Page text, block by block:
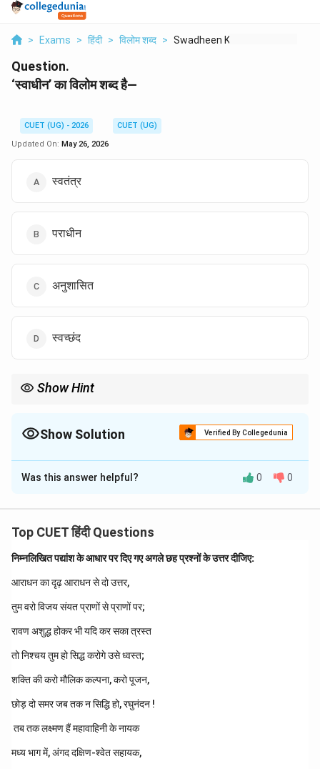
> Exams > हिंदी > विलोम शब्द > Swadheen Ka Vilom Sh...
Question.
‘स्वाधीन’ का विलोम शब्द है—
CUET (UG) - 2026
CUET (UG)
Updated On: May 26, 2026
स्वतंत्र
पराधीन
अनुशासित
स्वच्छंद
Show Hint
चूँकि 'स्वाधीन' एक तत्सम शब्द है, इसलिए इसका विलोम भी तत्सम शब्द 'पराधीन' ही
Show Solution Verified By Collegedunia
The Correct Option isB
Solution and Explanation
Step 1: Understanding the Question:
'स्वाधीन' का ठीक विपरीत अर्थ देने वाला शब्द पहचानना है।
Step 2: Detailed Explanation:
'अधीन' (नियंत्रण में रहने वाला)। इसका अर्थ होता है - जो स्वयं के
अधीन या नियंत्रण में हो, अर्थात् आत्मनिर्भर या स्वतंत्र।
इसका ठीक विपरीतार्थक (विलोम) शब्द वह होगा जिसका अर्थ 'दूसरे
के अधीन रहने वाला' हो।
'पराधीन' शब्द का निर्माण 'पर' (दूसरा) + 'अधीन' के योग से हुआ है,
Was this answer helpful? 0 0
Top CUET हिंदी Questions
निम्नलिखित पद्यांश के आधार पर दिए गए अगले छह प्रश्नों के उत्तर दीजिए:
आराधन का दृढ़ आराधन से दो उत्तर,
तुम वरो विजय संयत प्राणों से प्राणों पर;
रावण अशुद्ध होकर भी यदि कर सका त्रस्त
तो निश्चय तुम हो सिद्ध करोगे उसे ध्वस्त;
शक्ति की करो मौलिक कल्पना, करो पूजन,
छोड़ दो समर जब तक न सिद्धि हो, रघुनंदन !
तब तक लक्ष्मण हैं महावाहिनी के नायक
मध्य भाग में, अंगद दक्षिण-श्वेत सहायक,